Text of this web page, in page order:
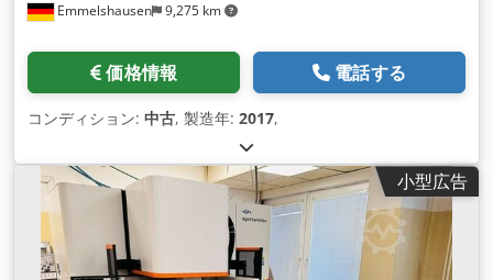
Emmelshausen 9,275 km
価格情報 電話する
コンディション: 中古, 製造年: 2017,
小型広告